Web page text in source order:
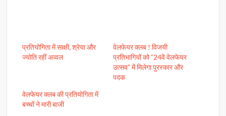
प्रतियोगिता में साक्षी, श्रेया और
ज्योति रहीं अव्वल
वेलफेयर क्लब ! विजयी
प्रतिभागियों को “24वें वेलफेयर
उत्सव” में मिलेगा पुरस्कार और
पदक
वेलफेयर क्लब की प्रतियोगिता में
बच्चों ने मारी बाजी